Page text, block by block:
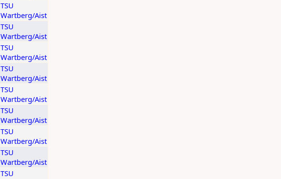
TSU
Wartberg/Aist
TSU
Wartberg/Aist
TSU
Wartberg/Aist
TSU
Wartberg/Aist
TSU
Wartberg/Aist
TSU
Wartberg/Aist
TSU
Wartberg/Aist
TSU
Wartberg/Aist
TSU